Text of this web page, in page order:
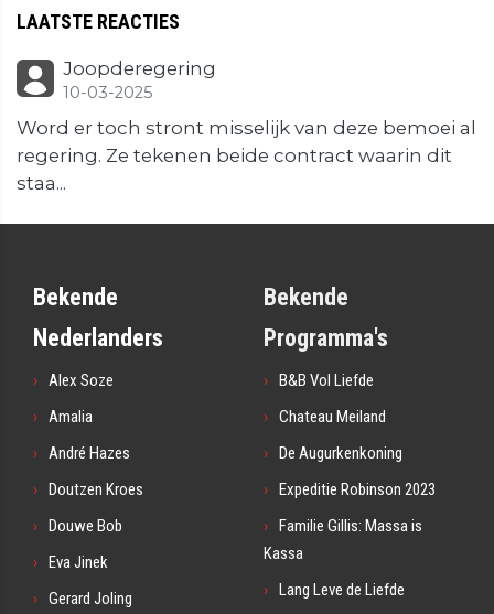
LAATSTE REACTIES
Joopderegering
10-03-2025
Word er toch stront misselijk van deze bemoei al
regering. Ze tekenen beide contract waarin dit
staa...
Bekende
Nederlanders
Alex Soze
Amalia
André Hazes
Doutzen Kroes
Douwe Bob
Eva Jinek
Gerard Joling
Bekende
Programma's
B&B Vol Liefde
Chateau Meiland
De Augurkenkoning
Expeditie Robinson 2023
Familie Gillis: Massa is
Kassa
Lang Leve de Liefde